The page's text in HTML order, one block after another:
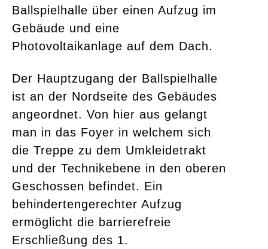
Ballspielhalle über einen Aufzug im
Gebäude und eine
Photovoltaikanlage auf dem Dach.
Der Hauptzugang der Ballspielhalle
ist an der Nordseite des Gebäudes
angeordnet. Von hier aus gelangt
man in das Foyer in welchem sich
die Treppe zu dem Umkleidetrakt
und der Technikebene in den oberen
Geschossen befindet. Ein
behindertengerechter Aufzug
ermöglicht die barrierefreie
Erschließung des 1.